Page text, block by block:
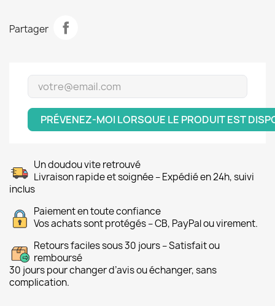
Partager
PRÉVENEZ-MOI LORSQUE LE PRODUIT EST
Un doudou vite retrouvé
Livraison rapide et soignée – Expédié en 24h, suivi
inclus
Paiement en toute confiance
Vos achats sont protégés – CB, PayPal ou virement.
Retours faciles sous 30 jours – Satisfait ou
remboursé
30 jours pour changer d’avis ou échanger, sans
complication.